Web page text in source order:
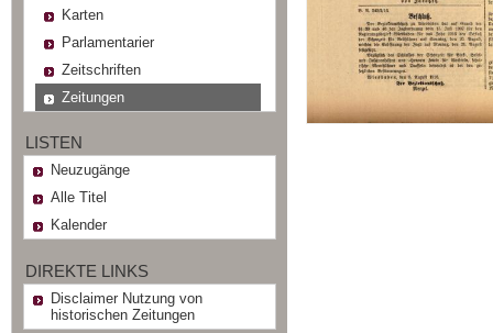
Karten
Parlamentarier
Zeitschriften
Zeitungen
LISTEN
Neuzugänge
Alle Titel
Kalender
DIREKTE LINKS
Disclaimer Nutzung von
historischen Zeitungen